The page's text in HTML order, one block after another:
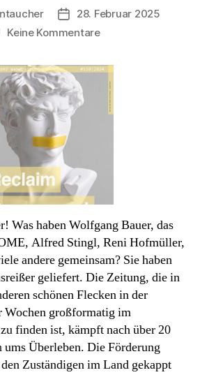
Veröffentlichungsdatum
28. Februar 2025
Keine Kommentarezu
des
Was haben Wolfgang Bauer, das
Alfred Stingl, Reni Hofmüller,
andere gemeinsam? Sie haben
geliefert. Die Zeitung, die in
schönen Flecken in der
Wochen großformatig im
finden ist, kämpft nach über 20
ums Überleben. Die Förderung
Zuständigen im Land gekappt